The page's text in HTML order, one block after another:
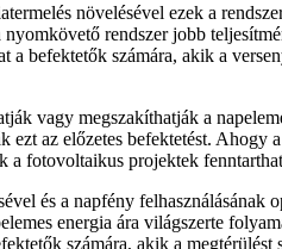
növelésével ezek a
rendszer jobb
befektetők számára, akik a
vagy megszakíthatják a
az előzetes befektetést. Ahogy
fotovoltaikus projektek
és a napfény felhasználásának
energia ára világszerte
számára, akik a